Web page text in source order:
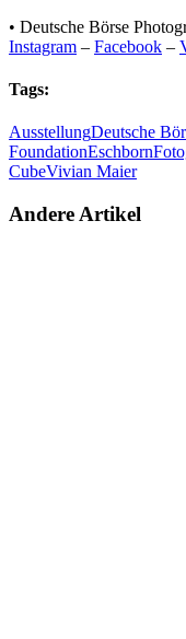
• Deutsche Börse
Instagram – Facebook –
Tags:
AusstellungDeutsche
FoundationEschborn
CubeVivian Maier
Andere Artikel